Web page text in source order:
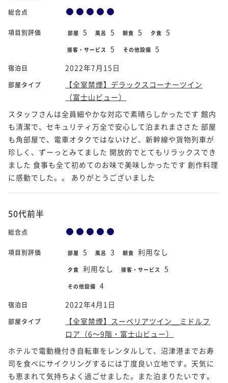
総合点
項目別評価 部屋 5 風呂 5 朝食 5 夕食 5
接客・サービス 5 その他設備 5
宿泊日 2022年7月15日
部屋タイプ
【全室禁煙】デラックスコーナーツイン
（富士山ビュー）
スタッフさんは全員細やかな対応で素晴らしかったです 館内
も清潔で、セキュリティ万全で安心して泊まれまささた 部屋
も角部屋で、電車オタクではないけど、新幹線や貨物列車が
珍しく、ずーっとみてました 開放的でとてもリラックスでき
ました 食事も全て初めてのお味で美味しかったです 創作料理
に感動でした。。 ありがとうございました
50代前半
総合点
項目別評価 部屋 5 風呂 3 朝食 利用なし
夕食 利用なし 接客・サービス 5
その他設備 4
宿泊日 2022年4月1日
部屋タイプ
【全室禁煙】スーペリアツイン＿ミドルフ
ロア（6～9階・富士山ビュー）
ホテルで電動機付き自転車をレンタルして、沼津港までお寿
司を食べにサイクリングするには丁度良い立地です。天気に
も恵まれて気持ちよく過ごせました。また泊まりたいです。